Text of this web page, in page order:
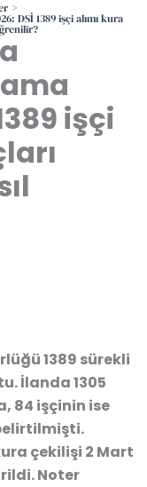
DSİ 1389 işçi alımı kura
işçi
1389 sürekli
İlanda 1305
84 işçinin ise
çekilişi 2 Mart
Noter